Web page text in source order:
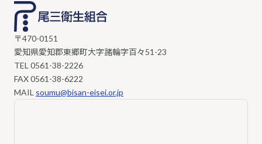
〒470-0151
愛知県愛知郡東郷町大字諸輪字百々51-23
TEL 0561-38-2226
FAX 0561-38-6222
MAIL soumu@bisan-eisei.or.jp